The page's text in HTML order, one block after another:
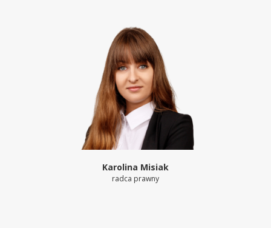
Karolina Misiak
radca prawny